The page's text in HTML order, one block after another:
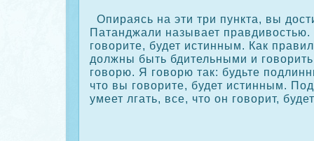
Опираясь на эти три пункта, вы
Патанджали называет правдивостью.
говорите, будет истинным. Как
должны быть бдительными и
говорю. Я говорю так: будьте
что вы говорите, будет истинным.
умеет лгать, все, что он говорит,